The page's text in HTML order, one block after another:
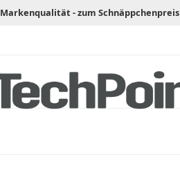
Markenqualität - zum Schnäppchenpreis